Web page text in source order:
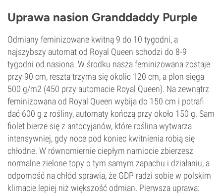
Uprawa nasion Granddaddy Purple
Odmiany feminizowane kwitną 9 do 10 tygodni, a
najszybszy automat od Royal Queen schodzi do 8-9
tygodni od nasiona. W środku nasza feminizowana zostaje
przy 90 cm, reszta trzyma się okolic 120 cm, a plon sięga
500 g/m2 (450 przy automacie Royal Queen). Na zewnątrz
feminizowana od Royal Queen wybija do 150 cm i potrafi
dać 600 g z rośliny, automaty kończą przy około 150 g. Sam
fiolet bierze się z antocyjanów, które roślina wytwarza
intensywniej, gdy noce pod koniec kwitnienia robią się
chłodne. W równomiernie ciepłym namiocie zbierzesz
normalne zielone topy o tym samym zapachu i działaniu, a
odporność na chłód sprawia, że GDP radzi sobie w polskim
klimacie lepiej niż większość odmian. Pierwsza uprawa: